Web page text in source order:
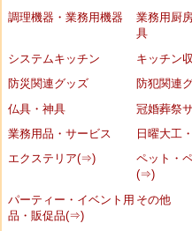
調理機器・業務用機器
業務用厨
具
システムキッチン
キッチン
防災関連グッズ
防犯関連
仏具・神具
冠婚葬祭
業務用品・サービス
日曜大工
エクステリア(⇒)
ペット・
(⇒)
パーティー・イベント用
品・販促品(⇒)
その他